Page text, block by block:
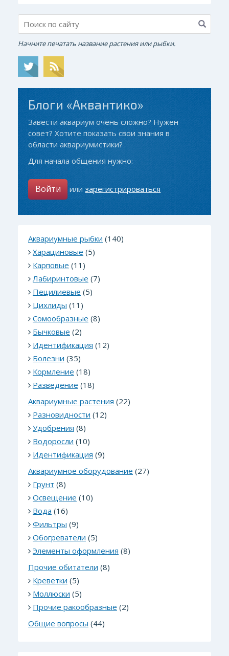
Начните печатать название растения или рыбки.
Блоги «Аквантико»
Завести аквариум очень сложно? Нужен
совет? Хотите показать свои знания в
области аквариумистики?
Для начала общения нужно:
Войти илизарегистрироваться
Аквариумные рыбки (140)
Харациновые (5)
Карповые (11)
Лабиринтовые (7)
Пецилиевые (5)
Цихлиды (11)
Сомообразные (8)
Бычковые (2)
Идентификация (12)
Болезни (35)
Кормление (18)
Разведение (18)
Аквариумные растения (22)
Разновидности (12)
Удобрения (8)
Водоросли (10)
Идентификация (9)
Аквариумное оборудование (27)
Грунт (8)
Освещение (10)
Вода (16)
Фильтры (9)
Обогреватели (5)
Элементы оформления (8)
Прочие обитатели (8)
Креветки (5)
Моллюски (5)
Прочие ракообразные (2)
Общие вопросы (44)